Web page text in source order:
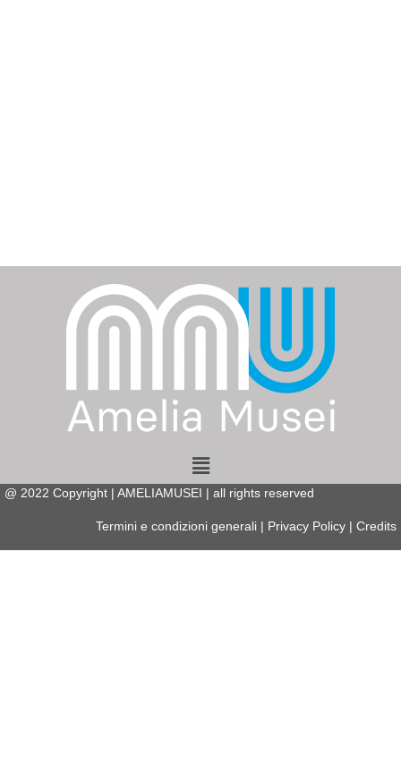
Menu
@ 2022 Copyright | AMELIAMUSEI | all rights reserved
Termini e condizioni generali Privacy Policy Credits